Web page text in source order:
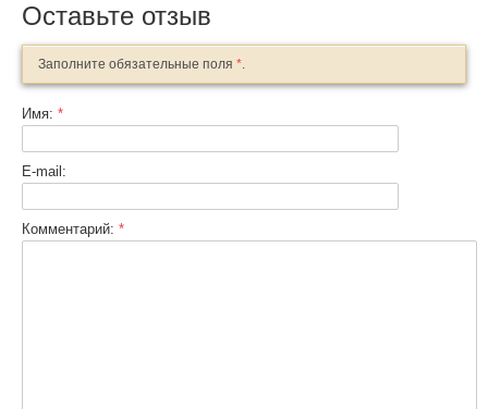
Оставьте отзыв
Заполните обязательные поля *.
Имя: *
E-mail:
Комментарий: *